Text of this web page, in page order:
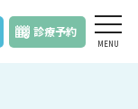
診療予約